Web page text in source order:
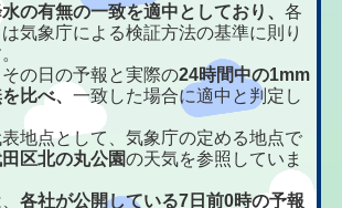
の有無の一致を適中としており、各
気象庁による検証方法の基準に則り
の日の予報と実際の24時間中の1mm
比べ、一致した場合に適中と判定し
地点として、気象庁の定める地点で
区北の丸公園の天気を参照していま
各社が公開している7日前0時の予報